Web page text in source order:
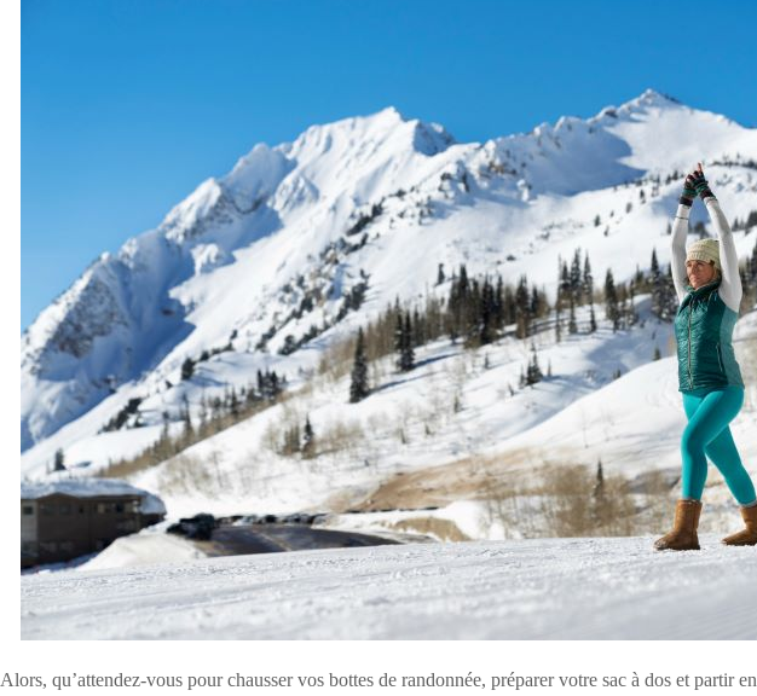
Alors, qu’attendez-vous pour chausser vos bottes de randonnée, préparer votre sac à dos et partir en